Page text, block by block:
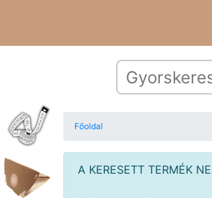
Főoldal
A KERESETT TERMÉK